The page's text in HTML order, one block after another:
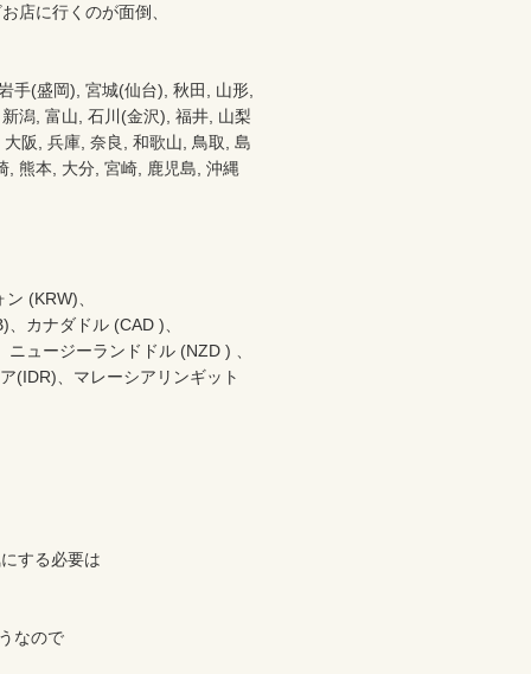
店に行くのが面倒、
手(盛岡), 宮城(仙台), 秋田, 山形,
潟, 富山, 石川(金沢), 福井, 山梨
阪, 兵庫, 奈良, 和歌山, 鳥取, 島
, 熊本, 大分, 宮崎, 鹿児島, 沖縄
(KRW)、
カナダドル (CAD )、
ュージーランドドル (NZD ) 、
(IDR)、マレーシアリンギット
する必要は
なので